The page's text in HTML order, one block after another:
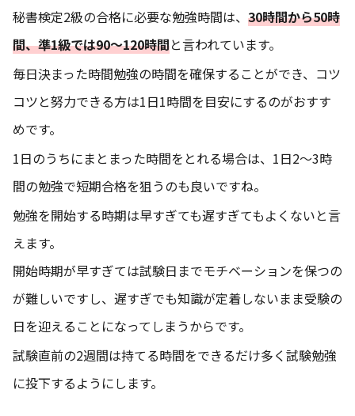
秘書検定2級の合格に必要な勉強時間は、 30時間から50時
間、準1級では90〜120時間と言われています。
毎日決まった時間勉強の時間を確保することができ、コツ
コツと努力できる方は1日1時間を目安にするのがおすす
めです。
1日のうちにまとまった時間をとれる場合は、1日2〜3時
間の勉強で短期合格を狙うのも良いですね。
勉強を開始する時期は早すぎても遅すぎてもよくないと言
えます。
開始時期が早すぎては試験日までモチベーションを保つの
が難しいですし、遅すぎでも知識が定着しないまま受験の
日を迎えることになってしまうからです。
試験直前の2週間は持てる時間をできるだけ多く試験勉強
に投下するようにします。